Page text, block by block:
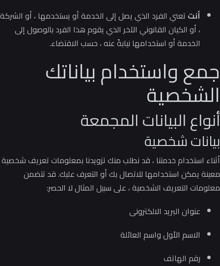
أنت تعني الفرد الذي يصل إلى الخدمة أو يستخدمها ، أو الشركة
، أو الكيان القانوني الآخر الذي يقوم هذا الفرد بالوصول إلى
الخدمة أو استخدامها نيابةً عنه ، حسب الاقتضاء.
جمع واستخدام بياناتك
الشخصية
أنواع البيانات المجمعة
بيانات شخصية
أثناء استخدام خدمتنا ، قد نطلب منك تزويدنا بمعلومات تعريف شخصية
معينة يمكن استخدامها للاتصال بك أو التعرف عليك.قد تتضمن
معلومات التعريف الشخصية ، على سبيل المثال لا الحصر:
عنوان البريد الالكترونى
الاسم الأول واسم العائلة
رقم الهاتف